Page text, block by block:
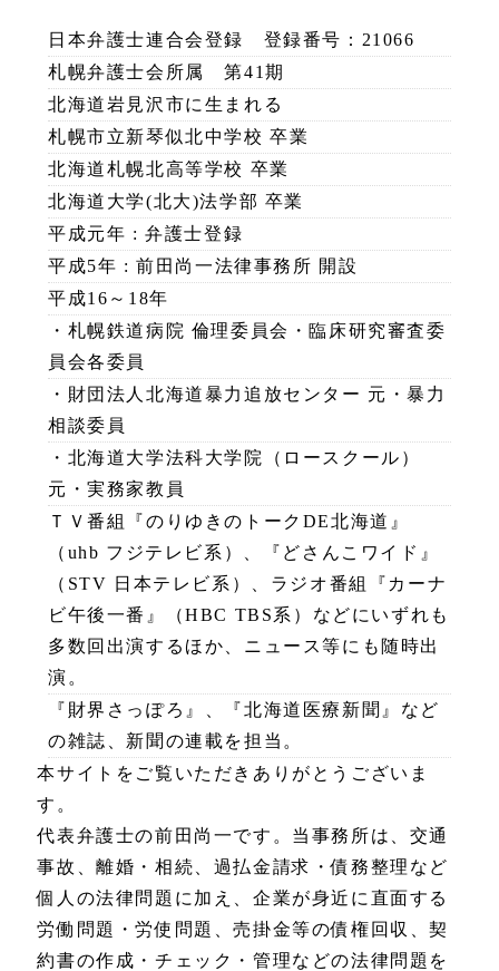
日本弁護士連合会登録 登録番号：21066
札幌弁護士会所属 第41期
北海道岩見沢市に生まれる
札幌市立新琴似北中学校 卒業
北海道札幌北高等学校 卒業
北海道大学(北大)法学部 卒業
平成元年 : 弁護士登録
平成5年 : 前田尚一法律事務所 開設
平成16～18年
・札幌鉄道病院 倫理委員会・臨床研究審査委
員会各委員
・財団法人北海道暴力追放センター 元・暴力
相談委員
・北海道大学法科大学院（ロースクール）
元・実務家教員
ＴＶ番組『のりゆきのトークDE北海道』
（uhb フジテレビ系）、『どさんこワイド』
（STV 日本テレビ系）、ラジオ番組『カーナ
ビ午後一番』（HBC TBS系）などにいずれも
多数回出演するほか、ニュース等にも随時出
演。
『財界さっぽろ』、『北海道医療新聞』など
の雑誌、新聞の連載を担当。
本サイトをご覧いただきありがとうございま
す。
代表弁護士の前田尚一です。当事務所は、交通
事故、離婚・相続、過払金請求・債務整理など
個人の法律問題に加え、企業が身近に直面する
労働問題・労使問題、売掛金等の債権回収、契
約書の作成・チェック・管理などの法律問題を